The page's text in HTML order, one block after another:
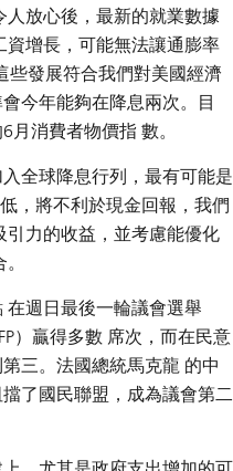
放心後，最新的就業數據
增長，可能無法讓通膨率
些發展符合我們對美國經濟
今年能夠在降息兩次。目
消費者物價指 數。
全球降息行列，最有可能是
，將不利於現金回報，我們
力的收益，並考慮能優化
週日最後一輪議會選舉
）贏得多數 席次，而在民意
三。法國總統馬克龍 的中
了國民聯盟，成為議會第二